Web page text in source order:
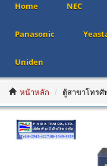
Home NEC
Panasonic
Uniden
หน้าหลัก ตู้สาขาโทรศั